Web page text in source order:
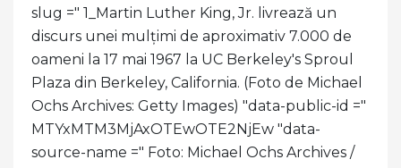
slug =" 1_Martin Luther King, Jr. livrează un
discurs unei mulțimi de aproximativ 7.000 de
oameni la 17 mai 1967 la UC Berkeley's Sproul
Plaza din Berkeley, California. (Foto de Michael
Ochs Archives: Getty Images) "data-public-id ="
MTYxMTM3MjAxOTEwOTE2NjEw "data-
source-name =" Foto: Michael Ochs Archives /